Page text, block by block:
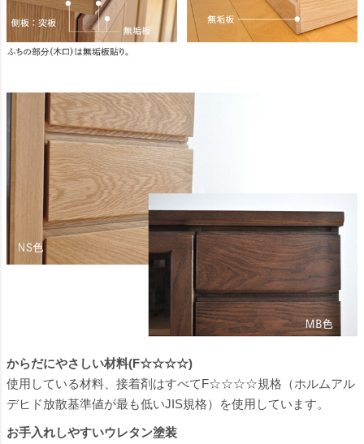
からだにやさしい材料(F☆☆☆☆)
使用している材料、接着剤はすべてF☆☆☆☆規格（ホルムアル
デヒド放散基準値が最も低いJIS規格）を使用しています。
お手入れしやすいウレタン塗装